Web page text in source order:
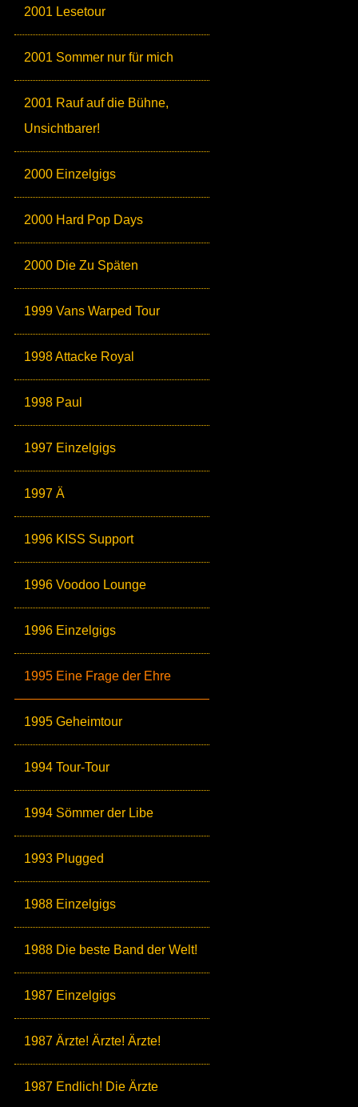
2001 Lesetour
2001 Sommer nur für mich
2001 Rauf auf die Bühne,
Unsichtbarer!
2000 Einzelgigs
2000 Hard Pop Days
2000 Die Zu Späten
1999 Vans Warped Tour
1998 Attacke Royal
1998 Paul
1997 Einzelgigs
1997 Ä
1996 KISS Support
1996 Voodoo Lounge
1996 Einzelgigs
1995 Eine Frage der Ehre
1995 Geheimtour
1994 Tour-Tour
1994 Sömmer der Libe
1993 Plugged
1988 Einzelgigs
1988 Die beste Band der Welt!
1987 Einzelgigs
1987 Ärzte! Ärzte! Ärzte!
1987 Endlich! Die Ärzte